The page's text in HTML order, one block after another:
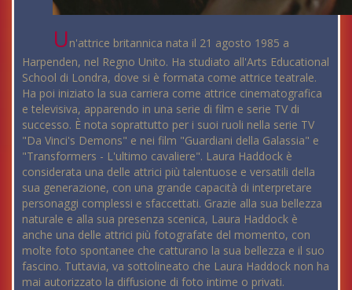
Un'attrice britannica nata il 21 agosto 1985 a
Harpenden, nel Regno Unito. Ha studiato all'Arts Educational
School di Londra, dove si è formata come attrice teatrale.
Ha poi iniziato la sua carriera come attrice cinematografica
e televisiva, apparendo in una serie di film e serie TV di
successo. È nota soprattutto per i suoi ruoli nella serie TV
"Da Vinci's Demons" e nei film "Guardiani della Galassia" e
"Transformers - L'ultimo cavaliere". Laura Haddock è
considerata una delle attrici più talentuose e versatili della
sua generazione, con una grande capacità di interpretare
personaggi complessi e sfaccettati. Grazie alla sua bellezza
naturale e alla sua presenza scenica, Laura Haddock è
anche una delle attrici più fotografate del momento, con
molte foto spontanee che catturano la sua bellezza e il suo
fascino. Tuttavia, va sottolineato che Laura Haddock non ha
mai autorizzato la diffusione di foto intime o privati.